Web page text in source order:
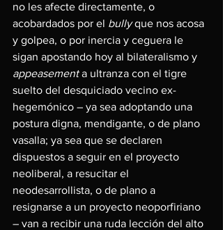
no les afecte directamente, o
acobardados por el bully que nos acosa
y golpea, o por inercia y ceguera le
sigan apostando hoy al bilateralismo y
appeasement a ultranza con el tigre
suelto del desquiciado vecino ex-
hegemónico – ya sea adoptando una
postura digna, mendigante, o de plano
vasalla; ya sea que se declaren
dispuestos a seguir en el proyecto
neoliberal, a resucitar el
neodesarrollista, o de plano a
resignarse a un proyecto neoporfiriano
– van a recibir una ruda lección del alto